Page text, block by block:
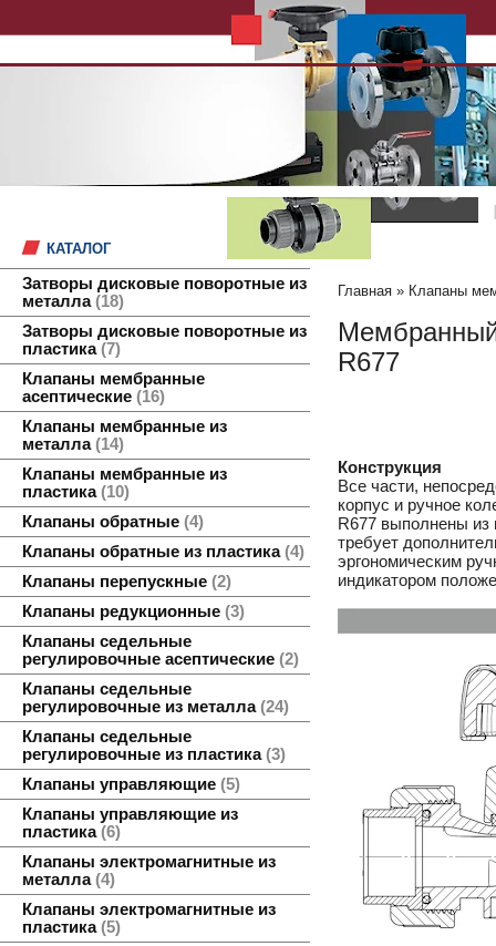
КАТАЛОГ
Затворы дисковые поворотные из
металла 18
Затворы дисковые поворотные из
пластика 7
Клапаны мембранные
асептические
16
Клапаны мембранные из
металла 14
Клапаны мембранные из
пластика 10
Клапаны обратные 4
Клапаны обратные из пластика 4
Клапаны перепускные 2
Клапаны редукционные 3
Клапаны седельные
регулировочные асептические 2
Клапаны седельные
регулировочные из металла 24
Клапаны седельные
регулировочные из пластика 3
Клапаны управляющие 5
Клапаны управляющие из
пластика 6
Клапаны электромагнитные из
металла 4
Клапаны электромагнитные из
пластика 5
Главная » Клапаны
R677
Конструкция
Все части,
корпус и ручное
R677 выполнены из
требует
эргономическим
индикатором